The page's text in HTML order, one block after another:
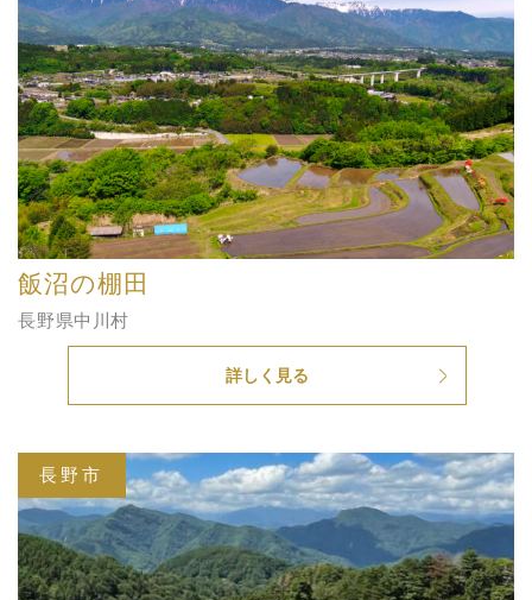
飯沼の棚田
長野県中川村
詳しく見る
長野市